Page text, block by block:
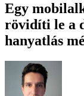
Egy
rövidíti le a
hanyatlás